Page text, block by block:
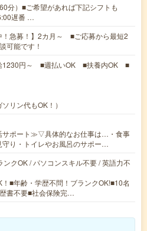
分）■ご希望があれば下記シフトも
遅番 …
！急募！】2カ月～ ■ご応募から最短2
可能です！
1230円～ ■週払いOK ■扶養内OK ■
リン代もOK！）
サポート≫▽具体的なお仕事は…・食事
守り・トイレやお風呂のサポー…
ンクOK / パソコンスキル不要 / 英語力不
■年齢・学歴不問！ブランクOK!■10名
書不要■社会保険完…